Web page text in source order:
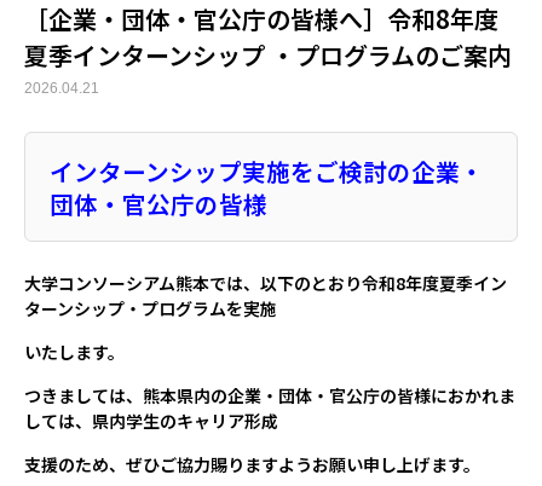
［企業・団体・官公庁の皆様へ］令和8年度
夏季インターンシップ ・プログラムのご案内
2026.04.21
インターンシップ実施をご検討の企業・
団体・官公庁の皆様
大学コンソーシアム熊本では、以下のとおり令和8年度夏季イン
ターンシップ・プログラムを実施
いたします。
つきましては、熊本県内の企業・団体・官公庁の皆様におかれま
しては、県内学生のキャリア形成
支援のため、 ぜひご協力賜りますようお願い申し上げます。